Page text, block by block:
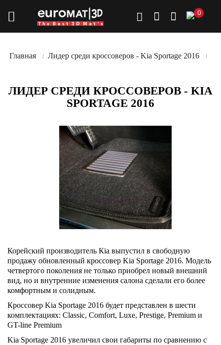
0
Главная Лидер среди кроссоверов - Kia Sportage 2016
ЛИДЕР СРЕДИ КРОССОВЕРОВ - KIA
SPORTAGE 2016
Корейский производитель Кia выпустил в свободную
продажу обновленный кроссовер Kia Sportage 2016. Модель
четвертого поколения не только приобрел новый внешний
вид, но и внутренние изменения салона сделали его более
комфортным и солидным.
Кроссовер Kia Sportage 2016 будет представлен в шести
комплектациях: Classic, Comfort, Luxe, Prestige, Premium и
GT-line Premium
Kia Sportage 2016 увеличил свои габариты по сравнению с